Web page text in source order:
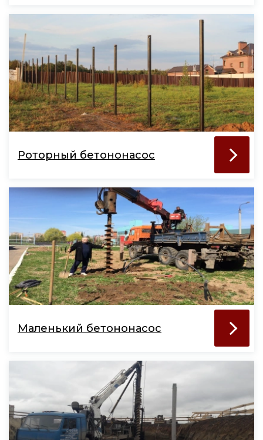
Роторный бетононасос
Маленький бетононасос